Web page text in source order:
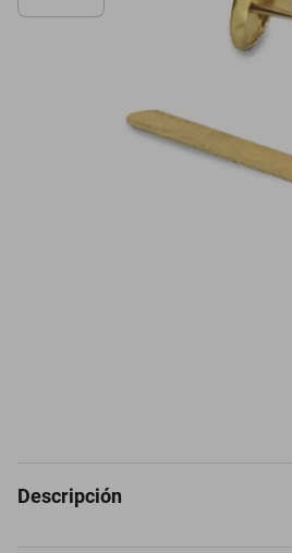
Descripción